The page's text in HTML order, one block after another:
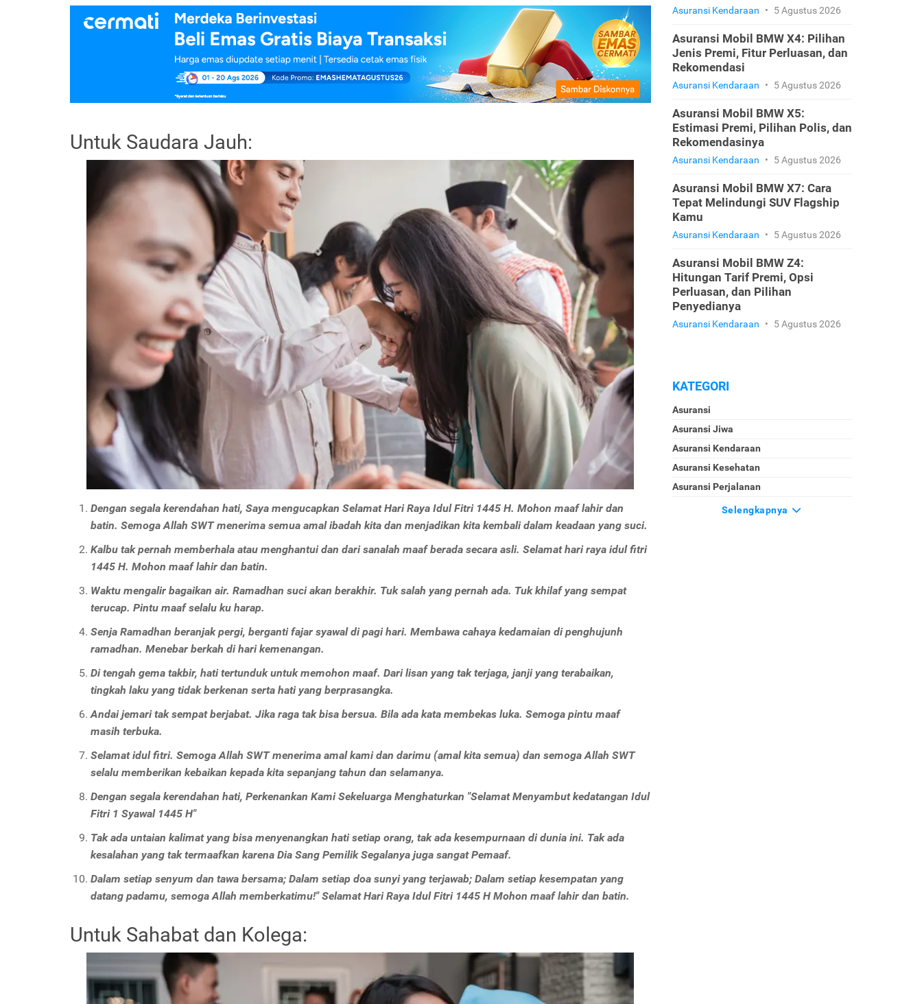
Untuk Saudara Jauh:
Dengan segala kerendahan hati, Saya mengucapkan Selamat Hari Raya Idul Fitri 1445 H. Mohon maaf lahir dan
batin. Semoga Allah SWT menerima semua amal ibadah kita dan menjadikan kita kembali dalam keadaan yang suci.
Kalbu tak pernah memberhala atau menghantui dan dari sanalah maaf berada secara asli. Selamat hari raya idul fitri
1445 H. Mohon maaf lahir dan batin.
Waktu mengalir bagaikan air. Ramadhan suci akan berakhir. Tuk salah yang pernah ada. Tuk khilaf yang sempat
terucap. Pintu maaf selalu ku harap.
Senja Ramadhan beranjak pergi, berganti fajar syawal di pagi hari. Membawa cahaya kedamaian di penghujunh
ramadhan. Menebar berkah di hari kemenangan.
Di tengah gema takbir, hati tertunduk untuk memohon maaf. Dari lisan yang tak terjaga, janji yang terabaikan,
tingkah laku yang tidak berkenan serta hati yang berprasangka.
Andai jemari tak sempat berjabat. Jika raga tak bisa bersua. Bila ada kata membekas luka. Semoga pintu maaf
masih terbuka.
Selamat idul fitri. Semoga Allah SWT menerima amal kami dan darimu (amal kita semua) dan semoga Allah SWT
selalu memberikan kebaikan kepada kita sepanjang tahun dan selamanya.
Dengan segala kerendahan hati, Perkenankan Kami Sekeluarga Menghaturkan "Selamat Menyambut kedatangan Idul
Fitri 1 Syawal 1445 H"
Tak ada untaian kalimat yang bisa menyenangkan hati setiap orang, tak ada kesempurnaan di dunia ini. Tak ada
kesalahan yang tak termaafkan karena Dia Sang Pemilik Segalanya juga sangat Pemaaf.
Dalam setiap senyum dan tawa bersama; Dalam setiap doa sunyi yang terjawab; Dalam setiap kesempatan yang
datang padamu, semoga Allah memberkatimu!" Selamat Hari Raya Idul Fitri 1445 H Mohon maaf lahir dan batin.
Untuk Sahabat dan Kolega:
Asuransi Kendaraan • 5 Agustus 2026
Asuransi Mobil BMW X4: Pilihan
Jenis Premi, Fitur Perluasan, dan
Rekomendasi
Asuransi Kendaraan • 5 Agustus 2026
Asuransi Mobil BMW X5:
Estimasi Premi, Pilihan Polis, dan
Rekomendasinya
Asuransi Kendaraan • 5 Agustus 2026
Asuransi Mobil BMW X7: Cara
Tepat Melindungi SUV Flagship
Kamu
Asuransi Kendaraan • 5 Agustus 2026
Asuransi Mobil BMW Z4:
Hitungan Tarif Premi, Opsi
Perluasan, dan Pilihan
Penyedianya
Asuransi Kendaraan • 5 Agustus 2026
KATEGORI
Asuransi
Asuransi Jiwa
Asuransi Kendaraan
Asuransi Kesehatan
Asuransi Perjalanan
Selengkapnya